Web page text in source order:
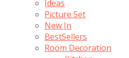
Ideas
Picture Set
New In
BestSellers
Room Decoration